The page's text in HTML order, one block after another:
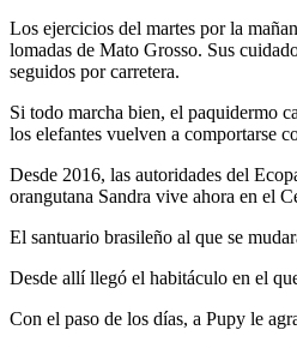
Los ejercicios del martes por la
lomadas de Mato Grosso. Sus
seguidos por carretera.
Si todo marcha bien, el paquidermo
los elefantes vuelven a comportarse
Desde 2016, las autoridades del
orangutana Sandra vive ahora en el
El santuario brasileño al que se
Desde allí llegó el habitáculo en el
Con el paso de los días, a Pupy le